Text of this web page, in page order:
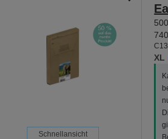
Schnellansicht
XL